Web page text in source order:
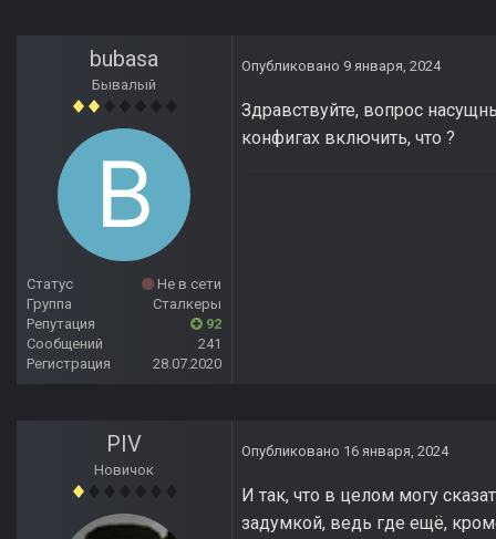
bubasa
Бывалый
Статус
Не в сети
Группа
Сталкеры
Репутация
92
Сообщений
241
Регистрация
28.07.2020
Опубликовано 9 января, 2024
Здравствуйте, вопрос
конфигах включить, что ?
PIV
Новичок
Опубликовано 16 января, 2024
И так, что в целом могу
задумкой, ведь где ещё,